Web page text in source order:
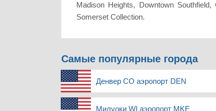
Madison Heights, Downtown
Somerset Collection.
Самые популярные города
Денвер CO аэропорт DEN
Милуоки WI аэропорт MKE